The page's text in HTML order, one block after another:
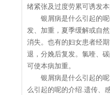
绪紧张及过度劳累可诱发本
银屑病是什么引起的
发、加重，夏季缓解或自
消失。也有的妇女患者经
退，分娩后复发。氯喹、
可使本病加重。
银屑病是什么引起的
么引起的呢的介绍.遗传、